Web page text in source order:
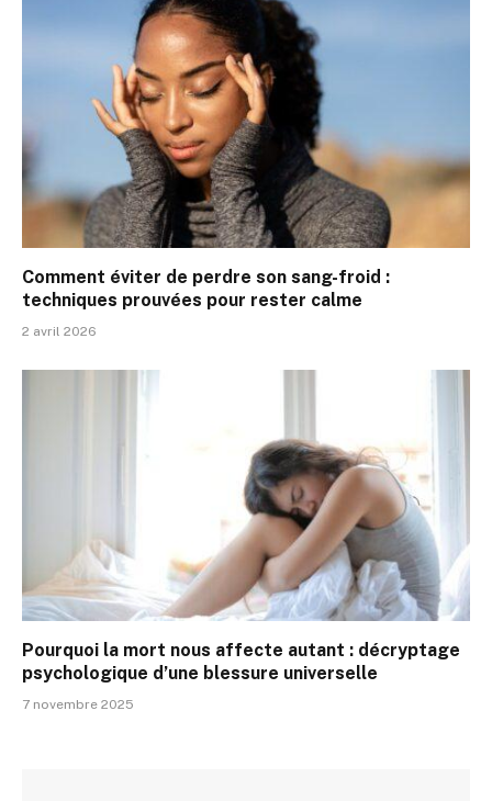
Comment éviter de perdre son sang-froid :
techniques prouvées pour rester calme
2 avril 2026
Pourquoi la mort nous affecte autant : décryptage
psychologique d’une blessure universelle
7 novembre 2025